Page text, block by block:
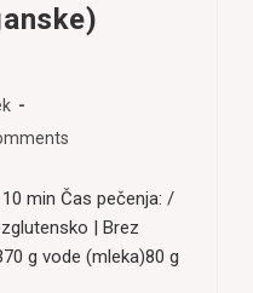
min Čas pečenja: /
| Brez
g vode (mleka)80 g